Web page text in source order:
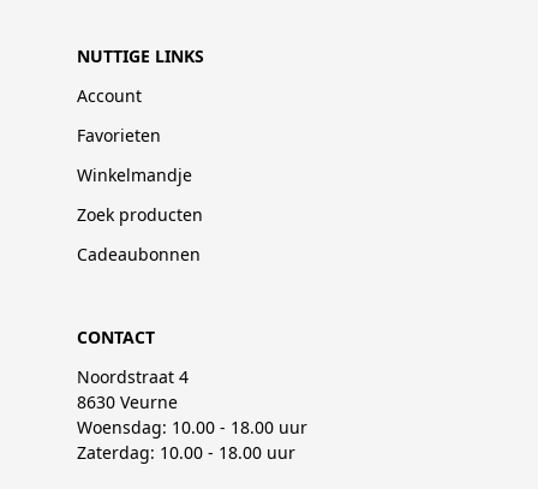
NUTTIGE LINKS
Account
Favorieten
Winkelmandje
Zoek producten
Cadeaubonnen
CONTACT
Noordstraat 4
8630 Veurne
Woensdag: 10.00 - 18.00 uur
Zaterdag: 10.00 - 18.00 uur